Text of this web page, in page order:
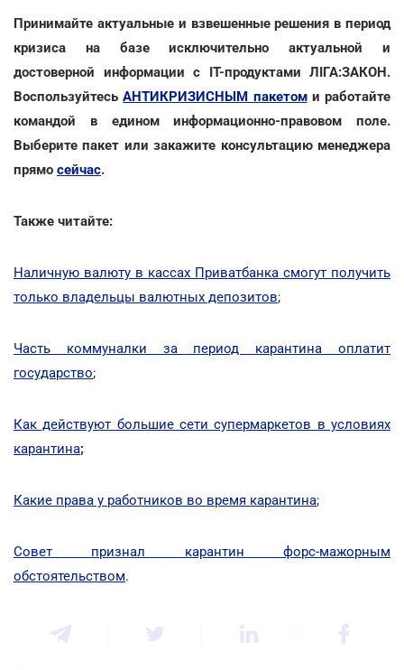
Принимайте актуальные и взвешенные решения в период
кризиса на базе исключительно актуальной и
достоверной информации с ІТ-продуктами ЛІГА:ЗАКОН.
ВоспользуйтесьАНТИКРИЗИСНЫМ пакетоми работайте
командой в едином информационно-правовом поле.
Выберите пакет или закажите консультацию менеджера
прямо сейчас.
Также читайте:
Наличную валюту в кассах Приватбанка смогут получить
только владельцы валютных депозитов;
Часть коммуналки за период карантина оплатит
государство;
Как действуют большие сети супермаркетов в условиях
карантина;
Какие права у работников во время карантина;
Совет признал карантин форс-мажорным
обстоятельством.